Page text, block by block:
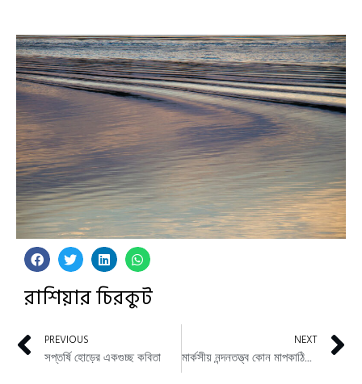
রাশিয়ার চিরকুট
PREVIOUS
সপ্তর্ষি হোড়ের একগুচ্ছ কবিতা
NEXT
মার্কসীয় নন্দনতত্ত্ব কোন মাপকাঠিতে শিল্পসাহিত্যকে বিচার করে